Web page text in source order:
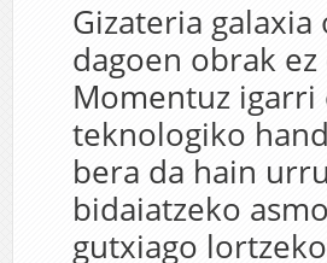
Gizateria
dagoen obrak
Momentuz
teknologiko
bera da hain
bidaiatzeko
gutxiago